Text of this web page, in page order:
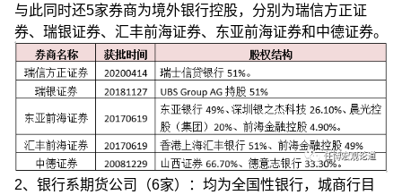
与此同时还5家券商为境外银行控股，分别为瑞信方正证
券、瑞银证券、汇丰前海证券、东亚前海证券和中德证券。
2、银行系期货公司（6家）：均为全国性银行，城商行目